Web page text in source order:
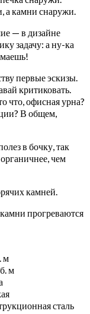
а камни снаружи.
— в дизайне
задачу: а ну-ка
первые эскизы.
критиковать.
что, офисная урна?
В общем,
в бочку, так
чем
камней.
прогреваются
м
м
сталь